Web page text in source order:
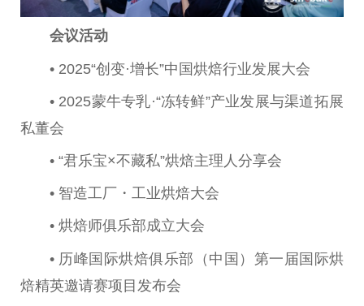
会议活动
• 2025“创变·增长”中国烘焙行业发展大会
• 2025蒙牛专乳·“冻转鲜”产业发展与渠道拓展
私董会
• “君乐宝×不藏私”烘焙主理人分享会
• 智造工厂・工业烘焙大会
• 烘焙师俱乐部成立大会
• 历峰国际烘焙俱乐部（ 中国 ）第一届国际烘
焙精英邀请赛项目发布会